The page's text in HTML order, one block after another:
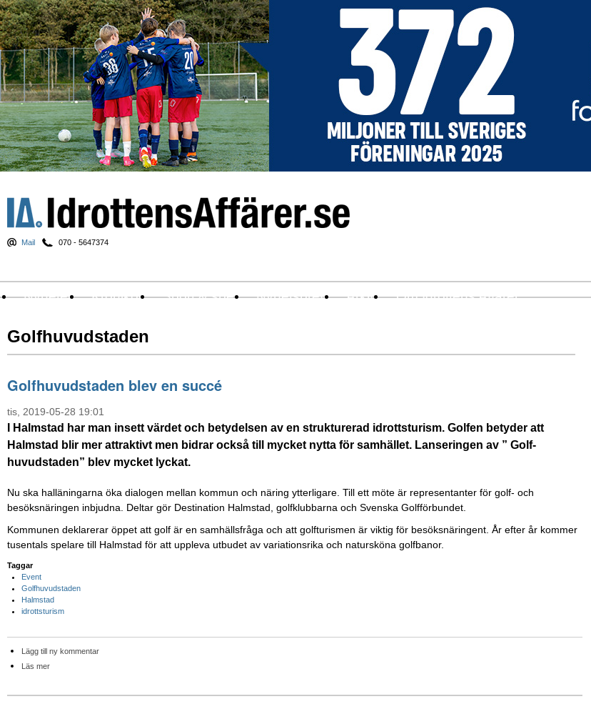
Mail 070 - 5647374
Nyheter Krönikor Sport & spel Nyhetsbrev Arkiv Om Idrottens Affärer
Golfhuvudstaden
Golfhuvudstaden blev en succé
tis, 2019-05-28 19:01
I Halmstad har man insett värdet och betydelsen av en strukturerad idrottsturism. Golfen betyder att
Halmstad blir mer attraktivt men bidrar också till mycket nytta för samhället. Lanseringen av ” Golf-
huvudstaden” blev mycket lyckat.
Nu ska halläningarna öka dialogen mellan kommun och näring ytterligare. Till ett möte är representanter för golf- och
besöksnäringen inbjudna. Deltar gör Destination Halmstad, golfklubbarna och Svenska Golfförbundet.
Kommunen deklarerar öppet att golf är en samhällsfråga och att golfturismen är viktig för besöksnäringent. År efter år kommer
tusentals spelare till Halmstad för att uppleva utbudet av variationsrika och natursköna golfbanor.
Taggar
Event
Golfhuvudstaden
Halmstad
idrottsturism
Lägg till ny kommentar
Läs mer